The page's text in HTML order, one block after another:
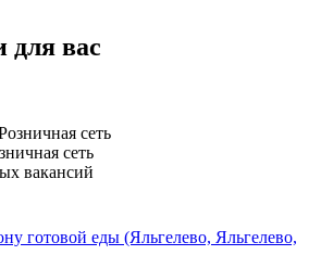
для вас
сеть
вакансий
готовой еды (Яльгелево, Яльгелево,